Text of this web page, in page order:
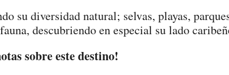
su diversidad natural; selvas, playas,
descubriendo en especial su lado
sobre este destino!